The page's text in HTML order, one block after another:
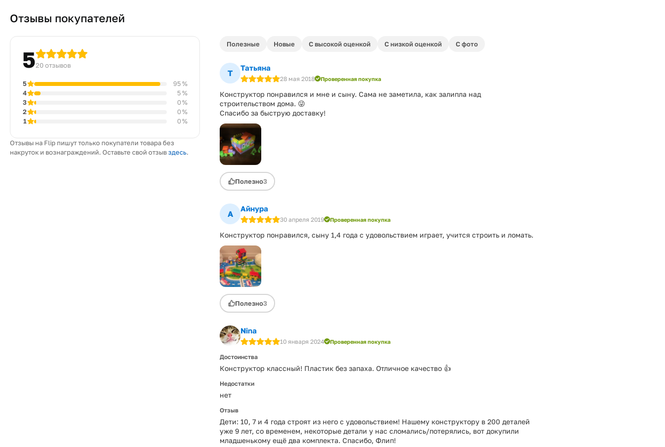
Отзывы покупателей
520 отзывов
5
95 %
4
5 %
3
0 %
2
0 %
1
0 %
Отзывы на Flip пишут только покупатели товара без
накруток и вознаграждений. Оставьте свой отзывздесь.
Полезные Новые С высокой оценкой С низкой оценкой С фото
Т
Татьяна
28 мая 2018 Проверенная покупка
Конструктор понравился и мне и сыну. Сама не заметила, как залипла над
строительством дома. 😜
Спасибо за быструю доставку!
Полезно3
А
Айнура
30 апреля 2019 Проверенная покупка
Конструктор понравился, сыну 1,4 года с удовольствием играет, учится строить и ломать.
Полезно3
Nina
10 января 2024 Проверенная покупка
Достоинства
Конструктор классный! Пластик без запаха. Отличное качество 👍
Недостатки
нет
Отзыв
Дети: 10, 7 и 4 года строят из него с удовольствием! Нашему конструктору в 200 деталей
уже 9 лет, со временем, некоторые детали у нас сломались/потерялись, вот докупили
младшенькому ещё два комплекта. Спасибо, Флип!